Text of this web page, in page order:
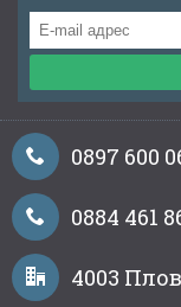
0897 600
0884 461
4003